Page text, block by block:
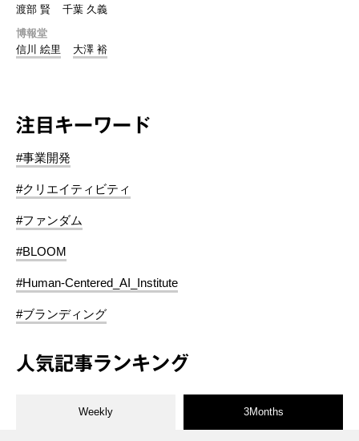
渡部 賢
千葉 久義
博報堂
信川 絵里
大澤 裕
注目キーワード
#事業開発
#クリエイティビティ
#ファンダム
#BLOOM
#Human-Centered_AI_Institute
#ブランディング
人気記事ランキング
Weekly 3Months